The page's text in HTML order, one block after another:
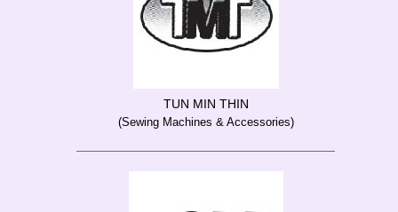
TUN MIN THIN
(Sewing Machines & Accessories)